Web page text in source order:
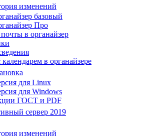
изменений
базовый
Про
в органайзер
календарем в органайзере
для Linux
для Windows
ГОСТ и PDF
сервер 2019
изменений